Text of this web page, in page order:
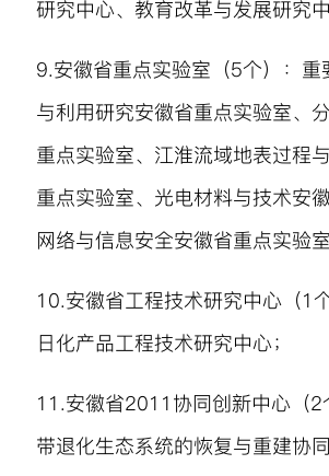
研究中心、教育改革与发展研究中
9.安徽省重点实验室（5个）：重
与利用研究安徽省重点实验室、
重点实验室、江淮流域地表过程
重点实验室、光电材料与技术安
网络与信息安全安徽省重点实验室
10.安徽省工程技术研究中心（1
日化产品工程技术研究中心；
11.安徽省2011 协同创新中心（2
带退化生态系统的恢复与重建协